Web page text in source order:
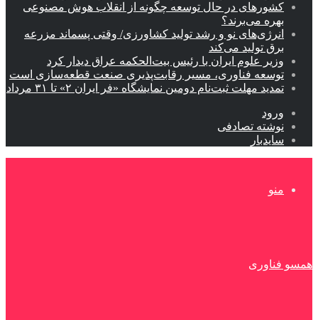
کشورهای در حال توسعه چگونه از انقلاب هوش مصنوعی
بهره می‌برند؟
انرژی‌های نو و رشد تولید کشاورزی/ وقتی پسماند مزرعه‌
برق تولید می‌کند
وزیر علوم ایران با رئیس بیت‌الحکمه عراق دیدار کرد
توسعه فناوری، مسیر رقابت‌پذیری صنعت قطعه‌سازی است
تمدید مهلت ثبت‌نام دومین نمایشگاه «فر ایران ۲» تا ۳۱ مرداد
ورود
نوشته تصادفی
سایدبار
منو
همسو فناوری